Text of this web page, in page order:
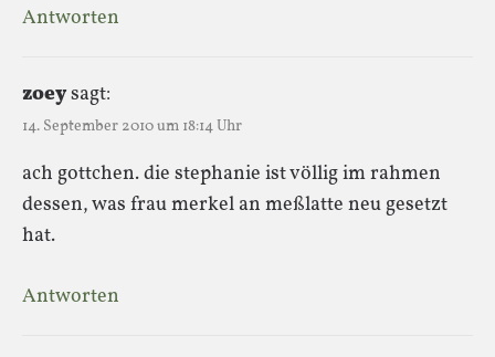
Antworten
zoeysagt:
14. September 2010 um 18:14 Uhr
ach gottchen. die stephanie ist völlig im rahmen
dessen, was frau merkel an meßlatte neu gesetzt
hat.
Antworten